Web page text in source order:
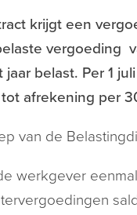
krijgt een
vergoeding
belast. Per 1
afrekening per
van de
werkgever